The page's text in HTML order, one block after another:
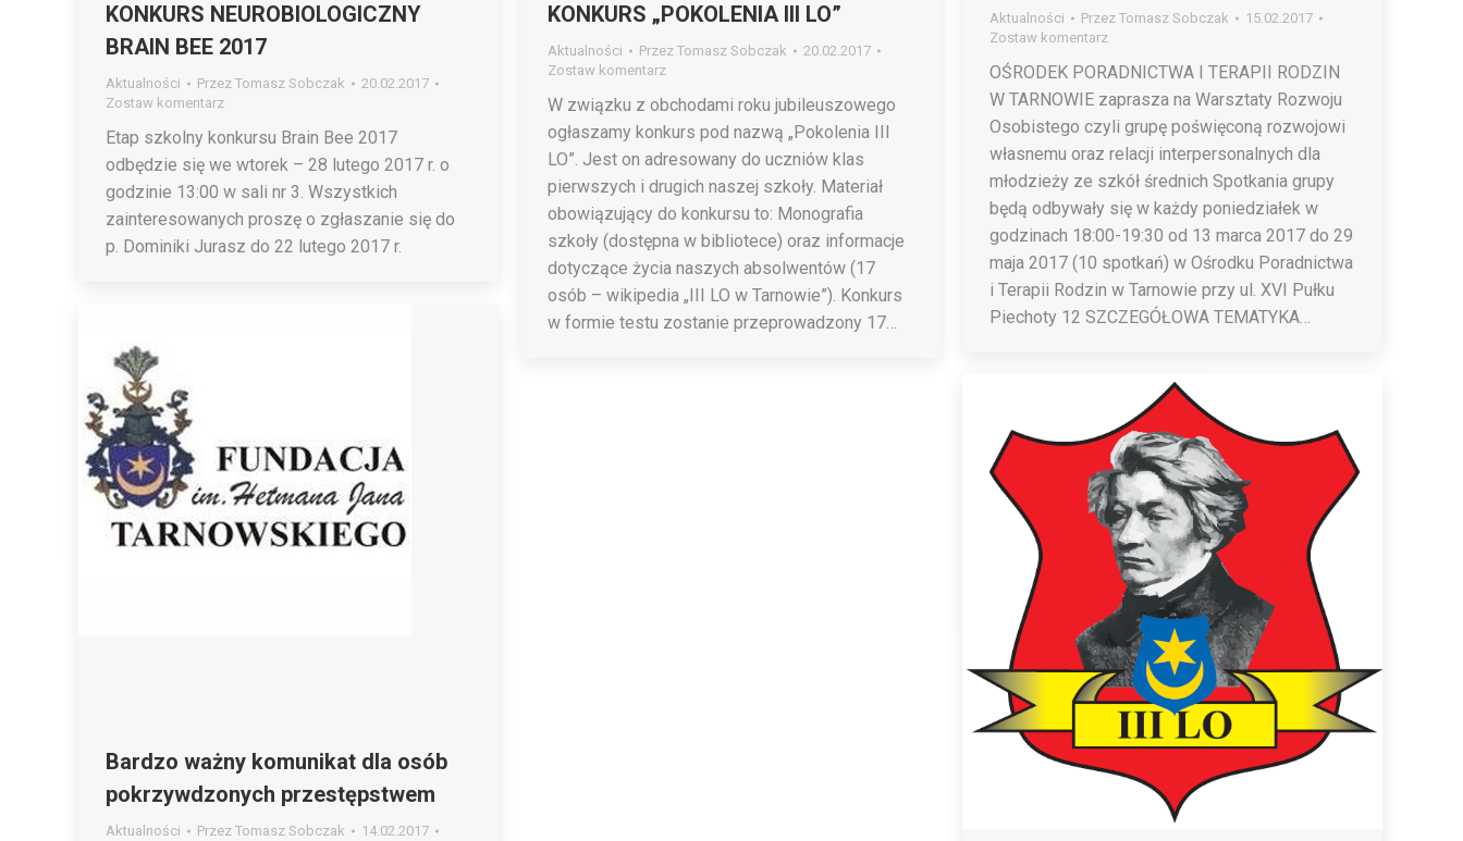
KONKURS NEUROBIOLOGICZNY
BRAIN BEE 2017
Aktualności Przez Tomasz Sobczak
20.02.2017
Zostaw komentarz
Etap szkolny konkursu Brain Bee 2017
odbędzie się we wtorek – 28 lutego 2017 r. o
godzinie 13:00 w sali nr 3. Wszystkich
zainteresowanych proszę o zgłaszanie się do
p. Dominiki Jurasz do 22 lutego 2017 r.
KONKURS „POKOLENIA III LO”
Aktualności Przez Tomasz Sobczak
20.02.2017
Zostaw komentarz
W związku z obchodami roku jubileuszowego
ogłaszamy konkurs pod nazwą „Pokolenia III
LO”. Jest on adresowany do uczniów klas
pierwszych i drugich naszej szkoły. Materiał
obowiązujący do konkursu to: Monografia
szkoły (dostępna w bibliotece) oraz informacje
dotyczące życia naszych absolwentów (17
osób – wikipedia „III LO w Tarnowie”). Konkurs
w formie testu zostanie przeprowadzony 17…
Aktualności Przez Tomasz Sobczak
15.02.2017
Zostaw komentarz
OŚRODEK PORADNICTWA I TERAPII RODZIN
W TARNOWIE zaprasza na Warsztaty Rozwoju
Osobistego czyli grupę poświęconą rozwojowi
własnemu oraz relacji interpersonalnych dla
młodzieży ze szkół średnich Spotkania grupy
będą odbywały się w każdy poniedziałek w
godzinach 18:00-19:30 od 13 marca 2017 do 29
maja 2017 (10 spotkań) w Ośrodku Poradnictwa
i Terapii Rodzin w Tarnowie przy ul. XVI Pułku
Piechoty 12 SZCZEGÓŁOWA TEMATYKA…
Bardzo ważny komunikat dla osób
pokrzywdzonych przestępstwem
Aktualności Przez Tomasz Sobczak
14.02.2017